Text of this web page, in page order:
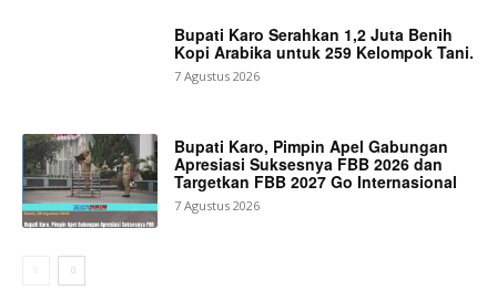
Bupati Karo Serahkan 1,2 Juta Benih
Kopi Arabika untuk 259 Kelompok Tani.
7 Agustus 2026
Bupati Karo, Pimpin Apel Gabungan
Apresiasi Suksesnya FBB 2026 dan
Targetkan FBB 2027 Go Internasional
7 Agustus 2026